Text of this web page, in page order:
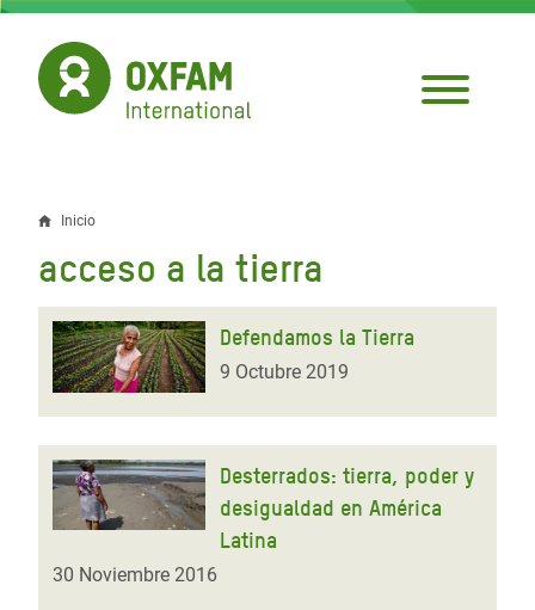
Pasar
contenido
principal
Sobrescribir
enlaces
de
ayuda
a
la
navegación
Inicio
acceso a la tierra
Defendamos la Tierra
9 Octubre 2019
Desterrados: tierra, poder y
desigualdad en América
Latina
30 Noviembre 2016